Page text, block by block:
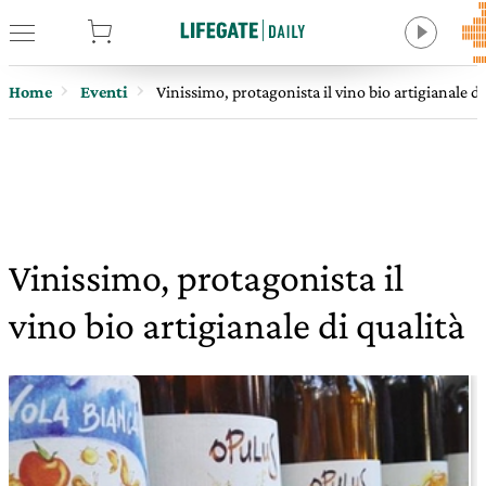
Home Eventi Vinissimo, protagonista il vino bio artigianale
Vinissimo, protagonista il
vino bio artigianale di qualità